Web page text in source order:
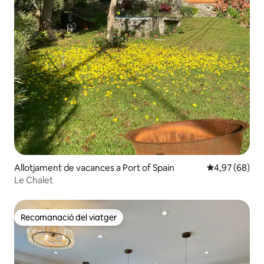
Allotjament de vacances a Port of Spain 4,97 de
4,97 (68)
Le Chalet
Recomanació del viatger
Recomanació del viatger